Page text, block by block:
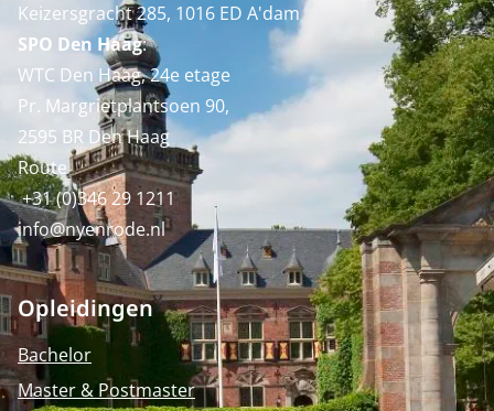
Keizersgracht 285, 1016 ED A'dam
SPO Den Haag:
WTC Den Haag, 24e etage
Pr. Margrietplantsoen 90,
2595 BR Den Haag
Route
+31 (0)346 29 1211
info@nyenrode.nl
Opleidingen
Bachelor
Master & Postmaster